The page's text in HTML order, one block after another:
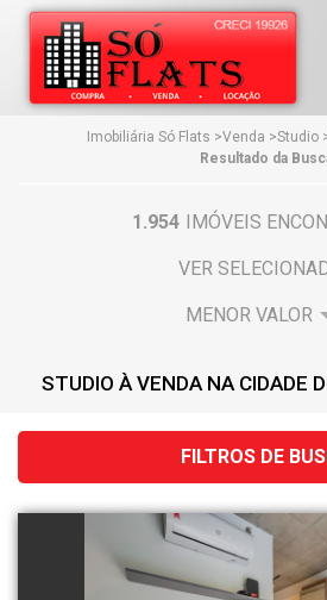
Imobiliária Só Flats >Venda >Studio
Resultado da
1.954 IMÓVEIS
VER
STUDIO À VENDA NA CIDADE
FILTROS DE